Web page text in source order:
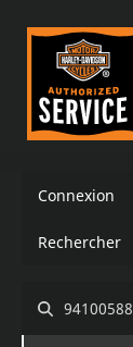
Connexion
Rechercher
94100588